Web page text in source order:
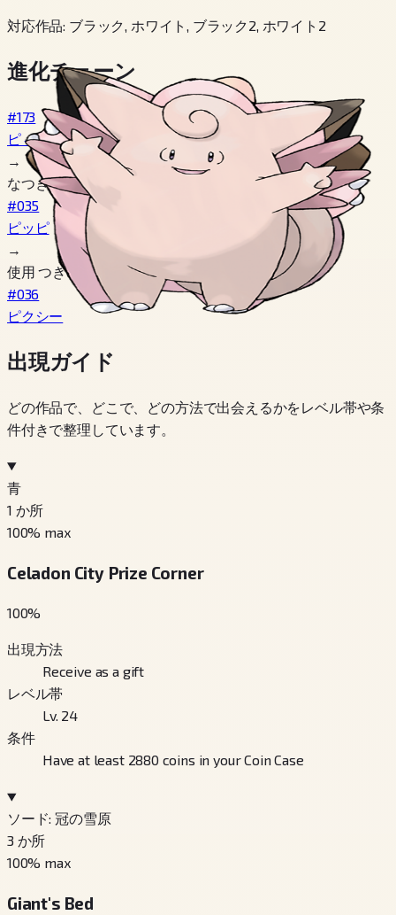
対応作品: ブラック, ホワイト, ブラック2, ホワイト2
進化チェーン
#173
ピィ
→
なつき度 160+
#035
ピッピ
→
使用 つきのいし
#036
ピクシー
出現ガイド
どの作品で、どこで、どの方法で出会えるかをレベル帯や条
件付きで整理しています。
青
1 か所
100% max
Celadon City Prize Corner
100%
出現方法
Receive as a gift
レベル帯
Lv. 24
条件
Have at least 2880 coins in your Coin Case
ソード: 冠の雪原
3 か所
100% max
Giant's Bed